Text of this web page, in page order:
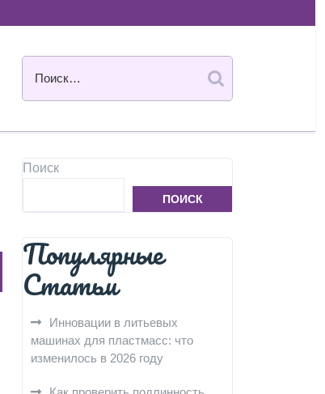
Поиск
ПОИСК
Популярные
Статьи
Инновации в литьевых
машинах для пластмасс: что
изменилось в 2026 году